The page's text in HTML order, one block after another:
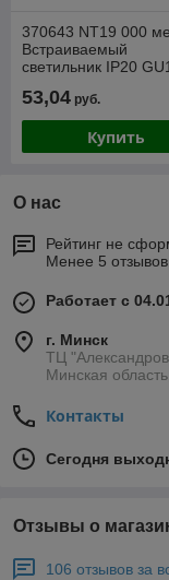
370643 NT19 000
Встраиваемый
светильник IP20
53,04 руб.
Купить
О нас
Рейтинг не
Менее 5
Работает с
г. Минск
ТЦ
Минская
Контакты
Сегодня
Отзывы о
106 отзывов за